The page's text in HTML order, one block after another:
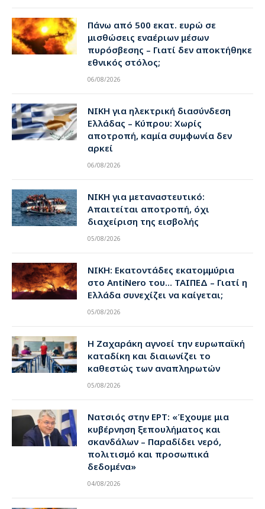
Πάνω από 500 εκατ. ευρώ σε
μισθώσεις εναέριων μέσων
πυρόσβεσης – Γιατί δεν αποκτήθηκε
εθνικός στόλος;
06/08/2026
ΝΙΚΗ για ηλεκτρική διασύνδεση
Ελλάδας – Κύπρου: Χωρίς
αποτροπή, καμία συμφωνία δεν
αρκεί
06/08/2026
ΝΙΚΗ για μεταναστευτικό:
Απαιτείται αποτροπή, όχι
διαχείριση της εισβολής
05/08/2026
ΝΙΚΗ: Εκατοντάδες εκατομμύρια
στο AntiNero του… ΤΑΙΠΕΔ – Γιατί η
Ελλάδα συνεχίζει να καίγεται;
05/08/2026
Η Ζαχαράκη αγνοεί την ευρωπαϊκή
καταδίκη και διαιωνίζει το
καθεστώς των αναπληρωτών
05/08/2026
Νατσιός στην ΕΡΤ: «Έχουμε μια
κυβέρνηση ξεπουλήματος και
σκανδάλων – Παραδίδει νερό,
πολιτισμό και προσωπικά
δεδομένα»
04/08/2026